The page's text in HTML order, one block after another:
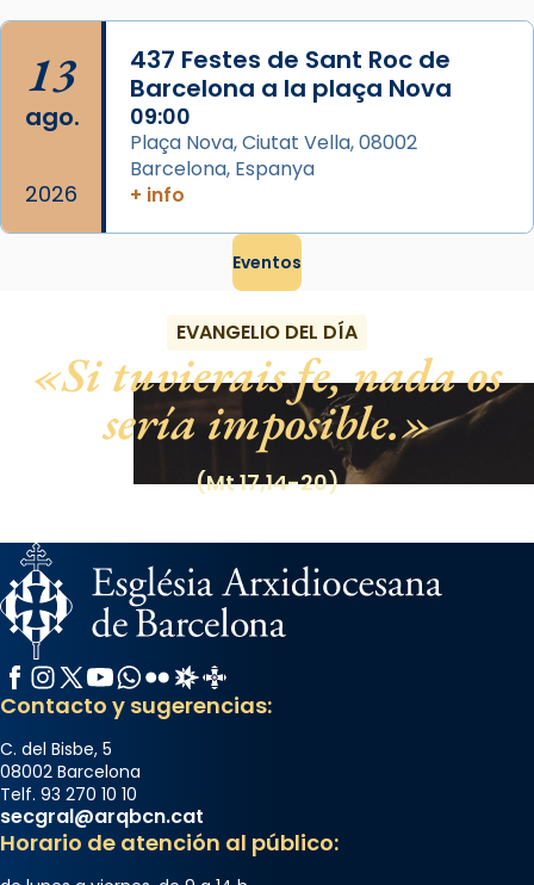
13
ago.
2026
437 Festes de Sant Roc de
Barcelona a la plaça Nova
09:00
Plaça Nova, Ciutat Vella, 08002
Barcelona, Espanya
+ info
Eventos
EVANGELIO DEL DÍA
Si tuvierais fe, nada os
sería imposible.
(Mt 17,14-20)
Facebook
Instagram
X / Twitter
YouTube
WhatsApp
FlickrRadio Estel
Catalunya Cristiana
Contacto y sugerencias:
C. del Bisbe, 5
08002 Barcelona
Telf. 93 270 10 10
secgral@arqbcn.cat
Horario de atención al público: